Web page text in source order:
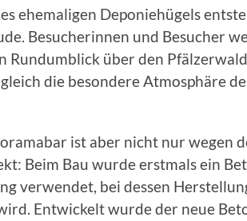
ehemaligen Deponiehügels
Besucherinnen und Besucher
Rundumblick über den
die besondere Atmosphäre
ist aber nicht nur wegen
Beim Bau wurde erstmals ein
verwendet, bei dessen
Entwickelt wurde der neue